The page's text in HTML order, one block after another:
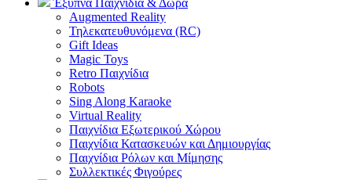
Έξυπνα Παιχνίδια & Δώρα
Augmented Reality
Τηλεκατευθυνόμενα (RC)
Gift Ideas
Magic Toys
Retro Παιχνίδια
Robots
Sing Along Karaoke
Virtual Reality
Παιχνίδια Εξωτερικού Χώρου
Παιχνίδια Κατασκευών και Δημιουργίας
Παιχνίδια Ρόλων και Μίμησης
Συλλεκτικές Φιγούρες